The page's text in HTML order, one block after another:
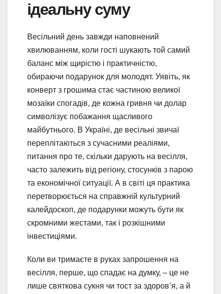
ідеальну суму
Весільний день завжди наповнений
хвилюванням, коли гості шукають той самий
баланс між щирістю і практичністю,
обираючи подарунок для молодят. Уявіть, як
конверт з грошима стає частиною великої
мозаїки спогадів, де кожна гривня чи долар
символізує побажання щасливого
майбутнього. В Україні, де весільні звичаї
переплітаються з сучасними реаліями,
питання про те, скільки дарують на весілля,
часто залежить від регіону, стосунків з парою
та економічної ситуації. А в світі ця практика
перетворюється на справжній культурний
калейдоскоп, де подарунки можуть бути як
скромними жестами, так і розкішними
інвестиціями.
Коли ви тримаєте в руках запрошення на
весілля, перше, що спадає на думку, – це не
лише святкова сукня чи тост за здоров’я, а й